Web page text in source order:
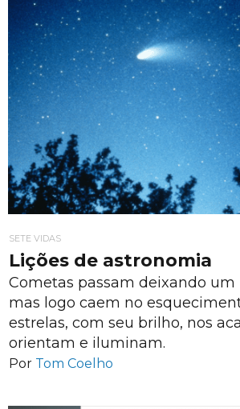
SETE VIDAS
Lições de astronomia
Cometas passam deixando um
mas logo caem no
estrelas, com seu brilho, nos
orientam e iluminam.
Por Tom Coelho